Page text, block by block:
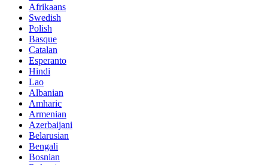
Afrikaans
Swedish
Polish
Basque
Catalan
Esperanto
Hindi
Lao
Albanian
Amharic
Armenian
Azerbaijani
Belarusian
Bengali
Bosnian